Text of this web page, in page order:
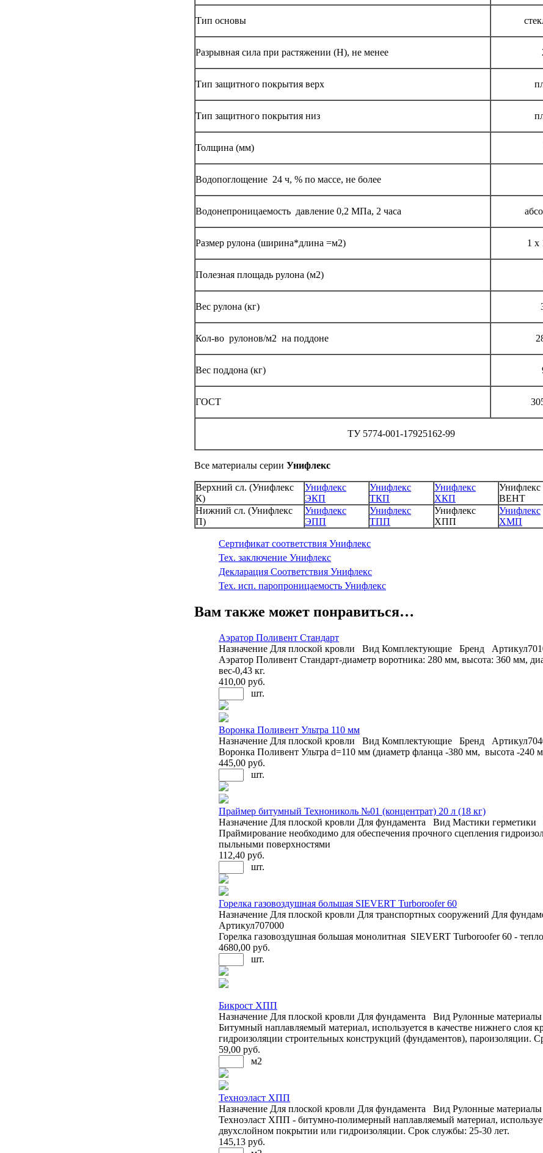
Тип основы
Разрывная сила при растяжении (Н), не менее
Тип защитного покрытия верх
Тип защитного покрытия низ
Толщина (мм)
Водопоглощение 24 ч, % по массе, не более
Водонепроницаемость давление 0,2 МПа, 2 часа
Размер рулона (ширина*длина =м2) 1 х
Полезная площадь рулона (м2)
Вес рулона (кг)
Кол-во рулонов/м2 на поддоне
Вес поддона (кг)
ГОСТ
ТУ 5774-001-17925162-99
Все материалы серии Унифлекс
Верхний сл. (Унифлекс
К)
Унифлекс
ЭКП
Унифлекс
ТКП
Унифлекс
ХКП
Унифлекс
ВЕНТ
Нижний сл. (Унифлекс
П)
Унифлекс
ЭПП
Унифлекс
ТПП
Унифлекс
ХПП
Унифлекс
ХМП
Сертификат соответствия Унифлекс
Тех. заключение Унифлекс
Декларация Соответствия Унифлекс
Тех. исп. паропроницаемость Унифлекс
Вам также может понравиться…
Аэратор Поливент Стандарт
Назначение Для плоской кровли Вид Комплектующие Бренд Артикул
Аэратор Поливент Стандарт-диаметр воротника: 280 мм, высота: 360 мм,
вес-0,43 кг.
410,00 руб.
шт.
Воронка Поливент Ультра 110 мм
Назначение Для плоской кровли Вид Комплектующие Бренд Артикул
Воронка Поливент Ультра d=110 мм (диаметр фланца -380 мм, высота -240
445,00 руб.
шт.
Праймер битумный Технониколь №01 (концентрат) 20 л (18 кг)
Назначение Для плоской кровли Для фундамента Вид Мастики герметики
Праймирование необходимо для обеспечения прочного сцепления
пыльными поверхностями
112,40 руб.
шт.
Горелка газовоздушная большая SIEVERT Turboroofer 60
Назначение Для плоской кровли Для транспортных сооружений Для
Артикул707000
Горелка газовоздушная большая монолитная SIEVERT Turboroofer 60 -
4680,00 руб.
шт.
Бикрост ХПП
Назначение Для плоской кровли Для фундамента Вид Рулонные материалы
Битумный наплавляемый материал, используется в качестве нижнего слоя
гидроизоляции строительных конструкций (фундаментов), пароизоляции.
59,00 руб.
м2
Техноэласт ХПП
Назначение Для плоской кровли Для фундамента Вид Рулонные материалы
Техноэласт ХПП - битумно-полимерный наплавляемый материал,
двухслойном покрытии или гидроизоляции. Срок службы: 25-30 лет.
145,13 руб.